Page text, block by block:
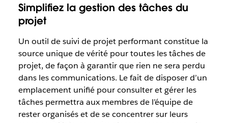
Simplifiez la gestion des tâches du
projet
Un outil de suivi de projet performant constitue la
source unique de vérité pour toutes les tâches de
projet, de façon à garantir que rien ne sera perdu
dans les communications. Le fait de disposer d’un
emplacement unifié pour consulter et gérer les
tâches permettra aux membres de l’équipe de
rester organisés et de se concentrer sur leurs